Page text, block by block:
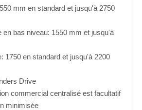
mm en standard et jusqu'à 2750
en bas niveau: 1550 mm et jusqu'à
1750 en standard et jusqu'à 2200
Drive
commercial centralisé est facultatif
minimisée